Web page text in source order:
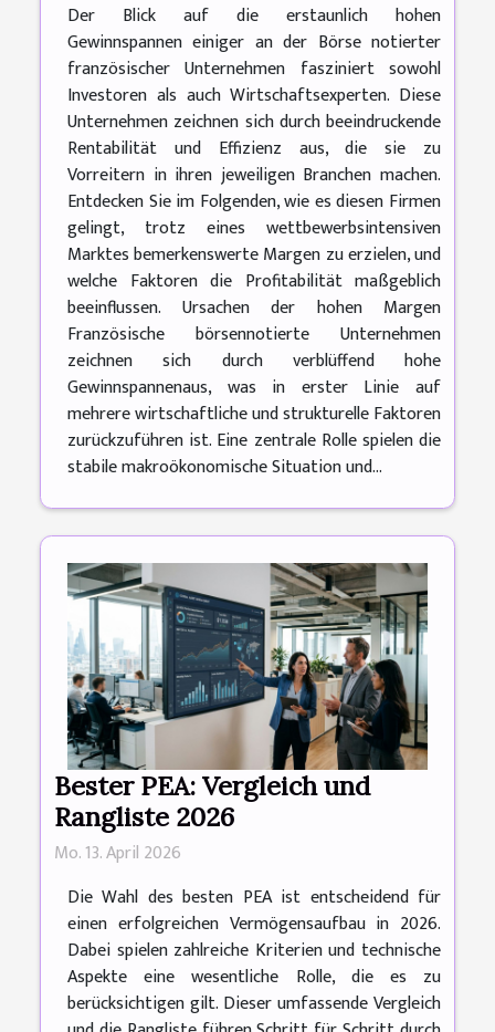
Der Blick auf die erstaunlich hohen
Gewinnspannen einiger an der Börse notierter
französischer Unternehmen fasziniert sowohl
Investoren als auch Wirtschaftsexperten. Diese
Unternehmen zeichnen sich durch beeindruckende
Rentabilität und Effizienz aus, die sie zu
Vorreitern in ihren jeweiligen Branchen machen.
Entdecken Sie im Folgenden, wie es diesen Firmen
gelingt, trotz eines wettbewerbsintensiven
Marktes bemerkenswerte Margen zu erzielen, und
welche Faktoren die Profitabilität maßgeblich
beeinflussen. Ursachen der hohen Margen
Französische börsennotierte Unternehmen
zeichnen sich durch verblüffend hohe
Gewinnspannenaus, was in erster Linie auf
mehrere wirtschaftliche und strukturelle Faktoren
zurückzuführen ist. Eine zentrale Rolle spielen die
stabile makroökonomische Situation und...
Bester PEA: Vergleich und
Rangliste 2026
Mo. 13. April 2026
Die Wahl des besten PEA ist entscheidend für
einen erfolgreichen Vermögensaufbau in 2026.
Dabei spielen zahlreiche Kriterien und technische
Aspekte eine wesentliche Rolle, die es zu
berücksichtigen gilt. Dieser umfassende Vergleich